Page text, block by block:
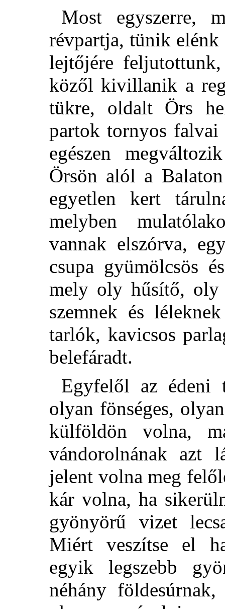
Most egyszerre,
révpartja, tünik
lejtőjére
közől kivillanik a
tükre, oldalt Örs
partok tornyos falvai
egészen
Örsön alól a
egyetlen kert
melyben
vannak elszórva,
csupa gyümölcsös
mely oly hűsítő,
szemnek és
tarlók, kavicsos
belefáradt.
Egyfelől az édeni
olyan fönséges,
külföldön volna,
vándorolnának azt
jelent volna meg
kár volna, ha
gyönyörű vizet
Miért veszítse el
egyik legszebb
néhány